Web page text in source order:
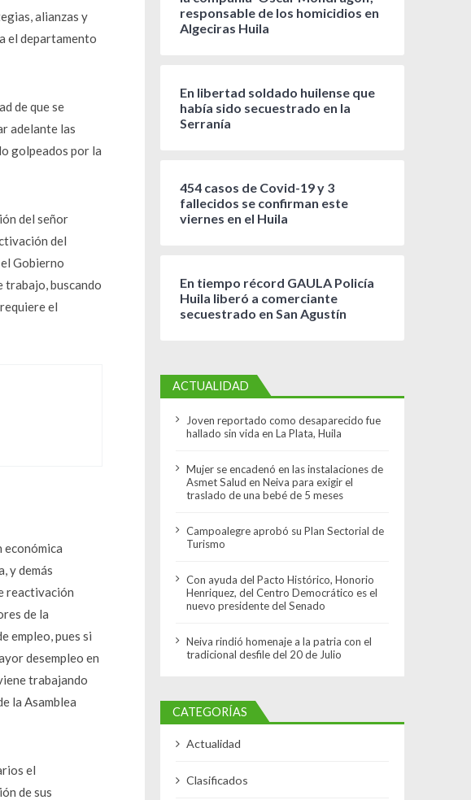
alianzas y
el departamento
de que se
adelante las
golpeados por la
del señor
del
Gobierno
trabajo, buscando
el
económica
y demás
reactivación
de la
empleo, pues si
desempleo en
trabajando
la Asamblea
el
de sus
responsable de los homicidios en
Algeciras Huila
En libertad soldado huilense que
había sido secuestrado en la
Serranía
454 casos de Covid-19 y 3
fallecidos se confirman este
viernes en el Huila
En tiempo récord GAULA Policía
Huila liberó a comerciante
secuestrado en San Agustín
ACTUALIDAD
Joven reportado como desaparecido fue
hallado sin vida en La Plata, Huila
Mujer se encadenó en las instalaciones de
Asmet Salud en Neiva para exigir el
traslado de una bebé de 5 meses
Campoalegre aprobó su Plan Sectorial de
Turismo
Con ayuda del Pacto Histórico, Honorio
Henriquez, del Centro Democrático es el
nuevo presidente del Senado
Neiva rindió homenaje a la patria con el
tradicional desfile del 20 de Julio
CATEGORÍAS
Actualidad
Clasificados